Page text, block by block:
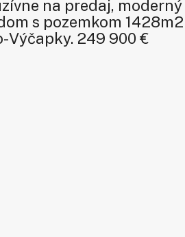
na predaj, moderný
s pozemkom 1428m2
Výčapky. 249 900 €